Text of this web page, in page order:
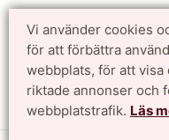
Vi använder cookies
för att förbättra
webbplats, för att
riktade annonser och
webbplatstrafik. Läs